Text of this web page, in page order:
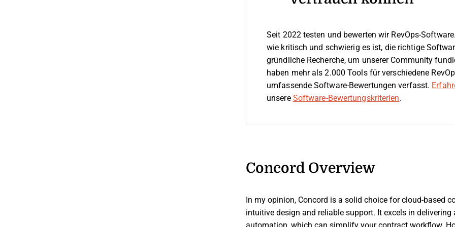
Seit 2022 testen und bewerten wir RevOps-
wie kritisch und schwierig es ist, die richtige
gründliche Recherche, um unserer Community
haben mehr als 2.000 Tools für verschiedene
umfassende Software-Bewertungen verfasst.
unsere Software-Bewertungskriterien.
Concord Overview
In my opinion, Concord is a solid choice for cloud-based
intuitive design and reliable support. It excels in